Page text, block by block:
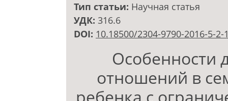
Тип статьи: Научная статья
УДК: 316.6
DOI: 10.18500/2304-9790-2016-5-2-
Особенности
отношений в